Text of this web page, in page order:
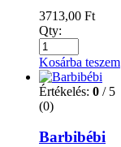
3713,00 Ft
Qty:
Kosárba teszem
Értékelés: 0 / 5
(0)
Barbibébi